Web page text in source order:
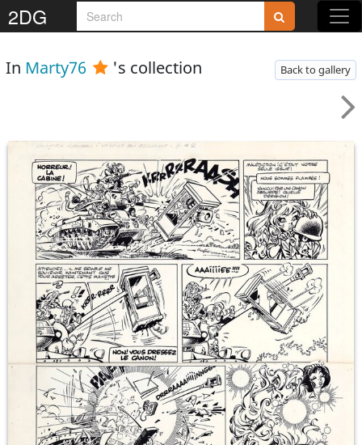
2DG
In Marty76 's collection Back to gallery